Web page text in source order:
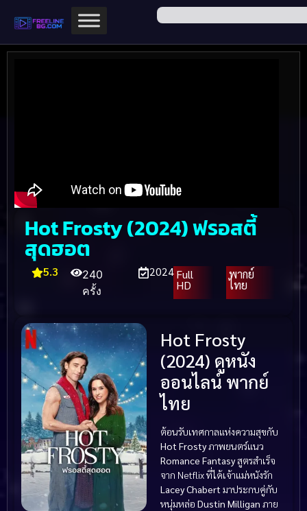
Hot Frosty (2024) ฟรอสตี้
สุดฮอต
5.3
240
ครั้ง
2024 Full
HD
พากย์
ไทย
Hot Frosty
(2024) ดูหนัง
ออนไลน์ พากย์
ไทย
ต้อนรับเทศกาลแห่งความสุขกับ
Hot Frostyภาพยนตร์แนว
Romance Fantasyสูตรสำเร็จ
จาก Netflix ที่ได้เจ้าแม่หนังรัก
Lacey Chabert มาประกบคู่กับ
หนุ่มหล่อ Dustin Milligan ภาย